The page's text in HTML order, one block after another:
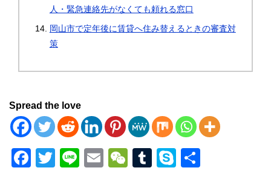
人・緊急連絡先がなくても頼れる窓口
岡山市で定年後に賃貸へ住み替えるときの審査対
策
Spread the love
F
T
Li
E
W
T
S